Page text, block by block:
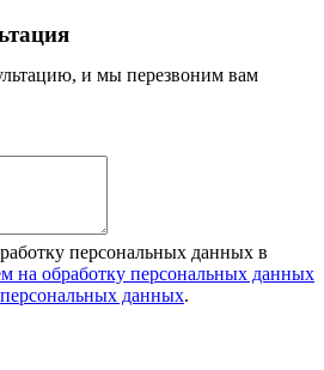
и мы перезвоним вам
персональных данных в
на обработку персональных данных
данных.